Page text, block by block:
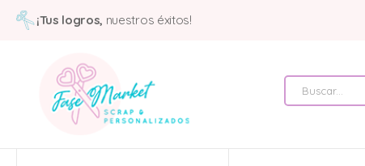
¡Tus logros, nuestros éxitos!